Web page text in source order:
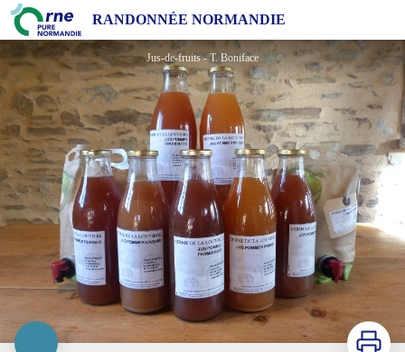
RANDONNÉE NORMANDIE
Ferme de la Louvière
Jus-de-fruits - T. Boniface
Imprimer